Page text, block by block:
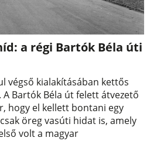
a régi Bartók Béla úti
végső kialakításában kettős
Bartók Béla út felett átvezető
hogy el kellett bontani egy
öreg vasúti hidat is, amely
volt a magyar